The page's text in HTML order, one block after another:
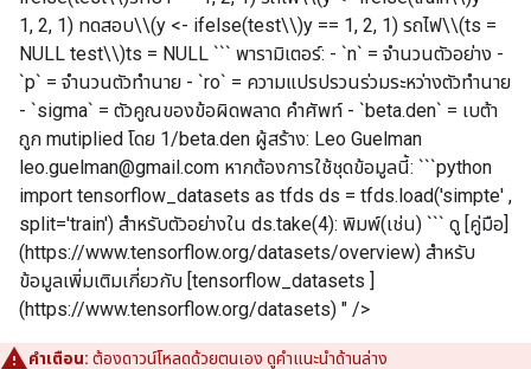
1, 2, 1) ทดสอบ\\(y <- ifelse(test\\)y == 1, 2, 1) รถไฟ\\(ts =
NULL test\\)ts = NULL ``` พารามิเตอร์: - `n` = จำนวนตัวอย่าง -
`p` = จำนวนตัวทำนาย - `ro` = ความแปรปรวนร่วมระหว่างตัวทำนาย
- `sigma` = ตัวคูณของข้อผิดพลาด คำศัพท์ - `beta.den` = เบต้า
ถูก mutiplied โดย 1/beta.den ผู้สร้าง: Leo Guelman
leo.guelman@gmail.com หากต้องการใช้ชุดข้อมูลนี้: ```python
import tensorflow_datasets as tfds ds = tfds.load('simpte' ,
split='train') สำหรับตัวอย่างใน ds.take(4): พิมพ์(เช่น) ``` ดู [คู่มือ]
(https://www.tensorflow.org/datasets/overview) สำหรับ
ข้อมูลเพิ่มเติมเกี่ยวกับ [tensorflow_datasets ]
(https://www.tensorflow.org/datasets) " />
คำเตือน: ต้องดาวน์โหลดด้วยตนเอง ดูคำแนะนำด้านล่าง